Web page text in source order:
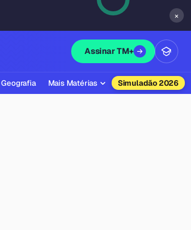
×
Assinar TM+
Geografia Mais Matérias Simuladão 2026